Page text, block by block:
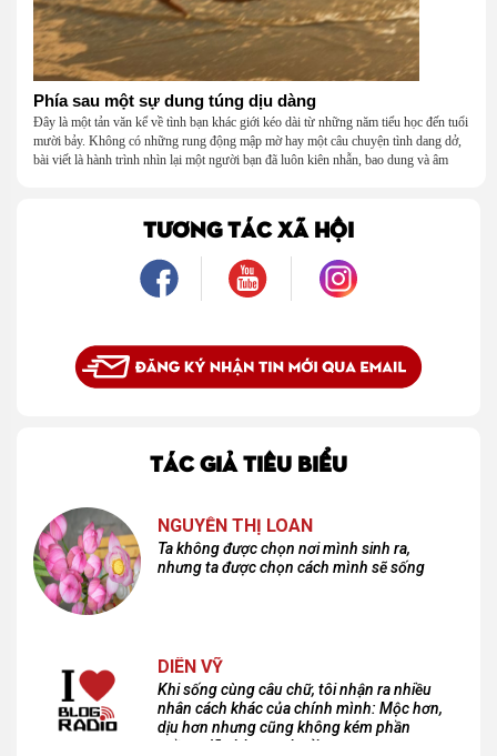
Phía sau một sự dung túng dịu dàng
Đây là một tản văn kể về tình bạn khác giới kéo dài từ những năm tiểu học đến tuổi
mười bảy. Không có những rung động mập mờ hay một câu chuyện tình dang dở,
bài viết là hành trình nhìn lại một người bạn đã luôn kiên nhẫn, bao dung và âm
là một mối tình, mà là một người luôn cho tôi quyền được là chính mình.
TƯƠNG TÁC XÃ HỘI
TÁC GIẢ TIÊU BIỂU
NGUYỄN THỊ LOAN
Ta không được chọn nơi mình sinh ra,
nhưng ta được chọn cách mình sẽ sống
DIÊN VỸ
Khi sống cùng câu chữ, tôi nhận ra nhiều
nhân cách khác của chính mình: Mộc hơn,
dịu hơn nhưng cũng không kém phần
cuồng dã và hoang hoải...